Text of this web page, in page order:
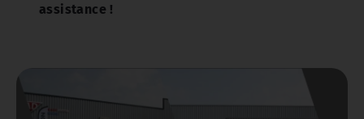
assistance !